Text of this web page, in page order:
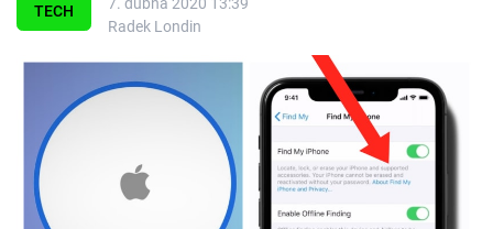
Témata
Filmy
Seriály
Hry
TECH
Radek Londin